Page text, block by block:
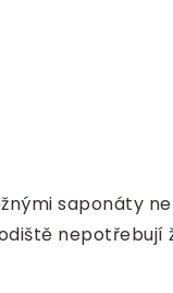
saponáty